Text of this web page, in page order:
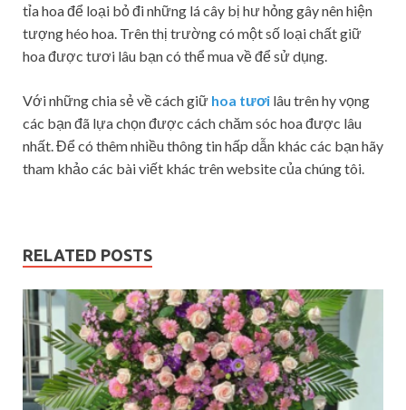
tỉa hoa để loại bỏ đi những lá cây bị hư hỏng gây nên hiện
tượng héo hoa. Trên thị trường có một số loại chất giữ
hoa được tươi lâu bạn có thể mua về để sử dụng.
Với những chia sẻ về cách giữ hoa tươi lâu trên hy vọng
các bạn đã lựa chọn được cách chăm sóc hoa được lâu
nhất. Để có thêm nhiều thông tin hấp dẫn khác các bạn hãy
tham khảo các bài viết khác trên website của chúng tôi.
RELATED POSTS